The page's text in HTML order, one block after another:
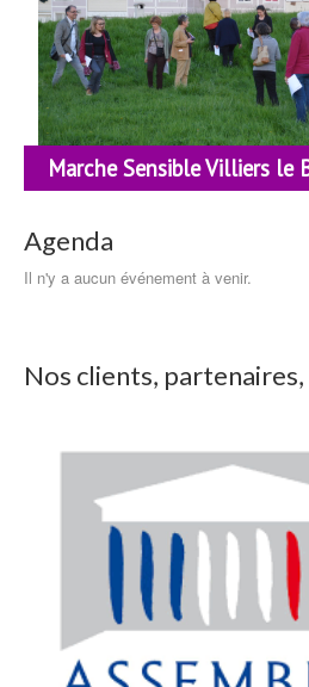
Marche Sensible Villiers le
Agenda
Il n'y a aucun événement à venir.
Nos clients,